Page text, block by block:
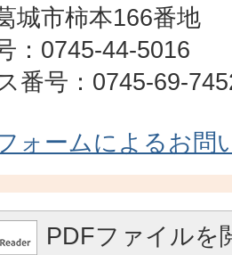
城市柿本166番地
：0745-44-5016
番号：0745-69-
ォームによるお問
PDFファイルを